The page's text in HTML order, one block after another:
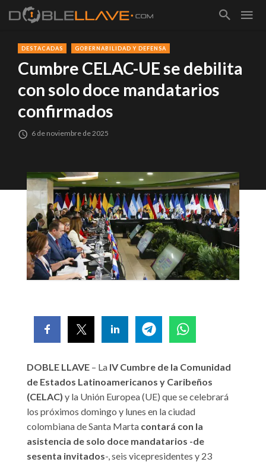
DESTACADAS GOBERNABILIDAD Y DEFENSA
Cumbre CELAC-UE se debilita
con solo doce mandatarios
confirmados
6 de noviembre de 2025
DOBLE LLAVE – La IV Cumbre de la Comunidad
de Estados Latinoamericanos y Caribeños
(CELAC) y la Unión Europea (UE) que se celebrará
los próximos domingo y lunes en la ciudad
colombiana de Santa Marta contará con la
asistencia de solo doce mandatarios -de
sesenta invitados-, seis vicepresidentes y 23